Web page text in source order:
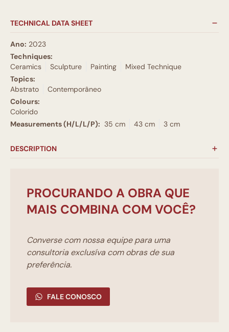
TECHNICAL DATA SHEET
Ano: 2023
Techniques:
Ceramics
Sculpture Painting
Mixed Technique
Topics:
Abstrato
Contemporâneo
Colours:
Colorido
Measurements (H/L/L/P): 35 cm 43 cm 3 cm
DESCRIPTION
PROCURANDO A OBRA QUE
MAIS COMBINA COM VOCÊ?
Converse com nossa equipe para uma
consultoria exclusíva com obras de sua
preferência.
FALE CONOSCO